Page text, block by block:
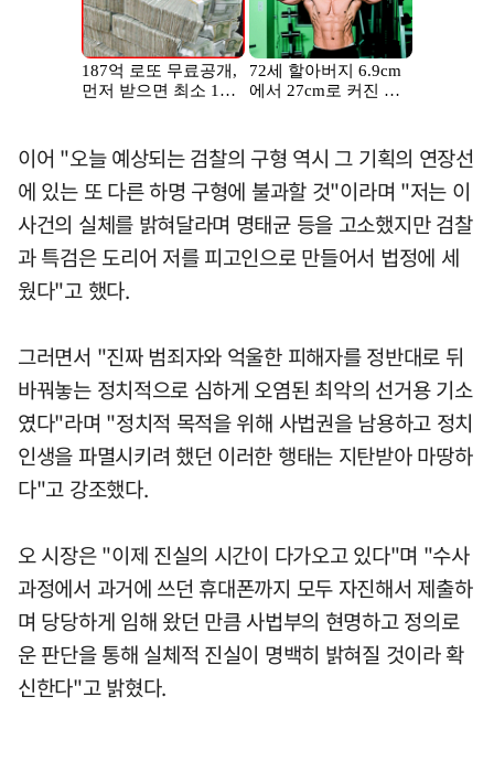
이어 "오늘 예상되는 검찰의 구형 역시 그 기획의 연장선
에 있는 또 다른 하명 구형에 불과할 것"이라며 "저는 이
사건의 실체를 밝혀달라며 명태균 등을 고소했지만 검찰
과 특검은 도리어 저를 피고인으로 만들어서 법정에 세
웠다"고 했다.
그러면서 "진짜 범죄자와 억울한 피해자를 정반대로 뒤
바꿔놓는 정치적으로 심하게 오염된 최악의 선거용 기소
였다"라며 "정치적 목적을 위해 사법권을 남용하고 정치
인생을 파멸시키려 했던 이러한 행태는 지탄받아 마땅하
다"고 강조했다.
오 시장은 "이제 진실의 시간이 다가오고 있다"며 "수사
과정에서 과거에 쓰던 휴대폰까지 모두 자진해서 제출하
며 당당하게 임해 왔던 만큼 사법부의 현명하고 정의로
운 판단을 통해 실체적 진실이 명백히 밝혀질 것이라 확
신한다"고 밝혔다.